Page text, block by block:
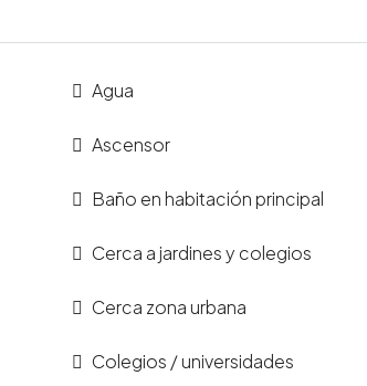
Agua
Ascensor
Baño en habitación principal
Cerca a jardines y colegios
Cerca zona urbana
Colegios / universidades